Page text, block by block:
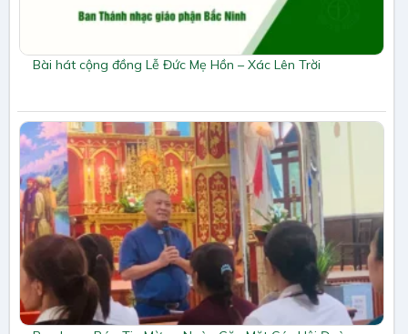
Bài hát cộng đồng Lễ Đức Mẹ Hồn – Xác Lên Trời